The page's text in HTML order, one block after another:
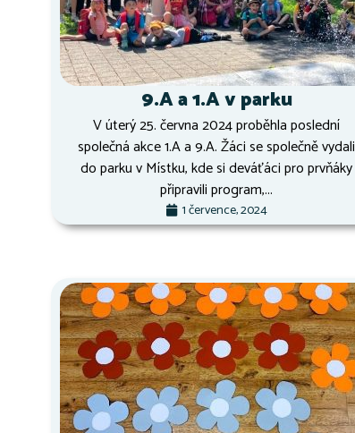
9.A a 1.A v parku
V úterý 25. června 2024 proběhla poslední
společná akce 1.A a 9.A. Žáci se společně vydali
do parku v Místku, kde si deváťáci pro prvňáky
připravili program,...
1 července, 2024